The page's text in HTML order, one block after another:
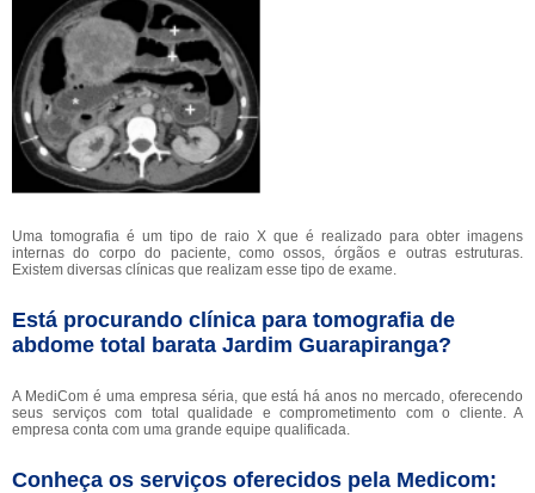
Uma tomografia é um tipo de raio X que é realizado para obter imagens
internas do corpo do paciente, como ossos, órgãos e outras estruturas.
Existem diversas clínicas que realizam esse tipo de exame.
Está procurando clínica para tomografia de
abdome total barata Jardim Guarapiranga?
A MediCom é uma empresa séria, que está há anos no mercado, oferecendo
seus serviços com total qualidade e comprometimento com o cliente. A
empresa conta com uma grande equipe qualificada.
Conheça os serviços oferecidos pela Medicom: